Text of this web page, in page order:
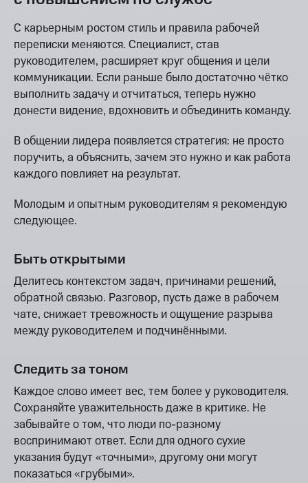
С карьерным ростом стиль и правила рабочей
переписки меняются. Специалист, став
руководителем, расширяет круг общения и цели
коммуникации. Если раньше было достаточно чётко
выполнить задачу и отчитаться, теперь нужно
донести видение, вдохновить и объединить команду.
В общении лидера появляется стратегия: не просто
поручить, а объяснить, зачем это нужно и как работа
каждого повлияет на результат.
Молодым и опытным руководителям я рекомендую
следующее.
Быть открытыми
Делитесь контекстом задач, причинами решений,
обратной связью. Разговор, пусть даже в рабочем
чате, снижает тревожность и ощущение разрыва
между руководителем и подчинёнными.
Следить за тоном
Каждое слово имеет вес, тем более у руководителя.
Сохраняйте уважительность даже в критике. Не
забывайте о том, что люди по-разному
воспринимают ответ. Если для одного сухие
указания будут «точными», другому они могут
показаться «грубыми».